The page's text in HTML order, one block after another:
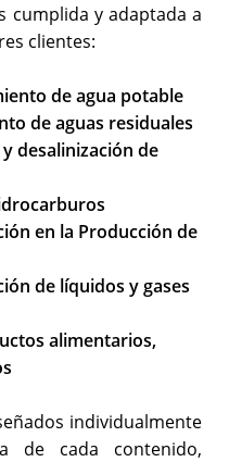
cumplida y adaptada a
clientes:
de agua potable
de aguas residuales
desalinización de
en la Producción de
de líquidos y gases
alimentarios,
individualmente
de cada contenido,